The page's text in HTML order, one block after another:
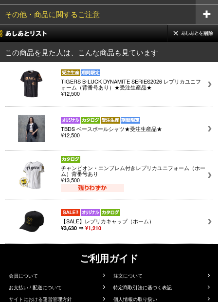
その他・商品に関するご注意
この商品を見た人は、こんな商品も見ています
TIGERS B-LUCK DYNAMITE SERIES2026 レプリカユニフ
ォーム（背番号あり）★受注生産品★
¥12,500
TBDS ベースボールシャツ★受注生産品★
¥12,500
チャンピオン・エンブレム付きレプリカユニフォーム（ホー
ム）背番号あり
¥13,500
【SALE】レプリカキャップ（ホーム）
¥3,630 ⇒ ¥1,210
ご利用ガイド
会員について
注文について
お支払い / 配送について
特定商取引法に基づく表記
サイトにおける運営管理方針
個人情報の取り扱い